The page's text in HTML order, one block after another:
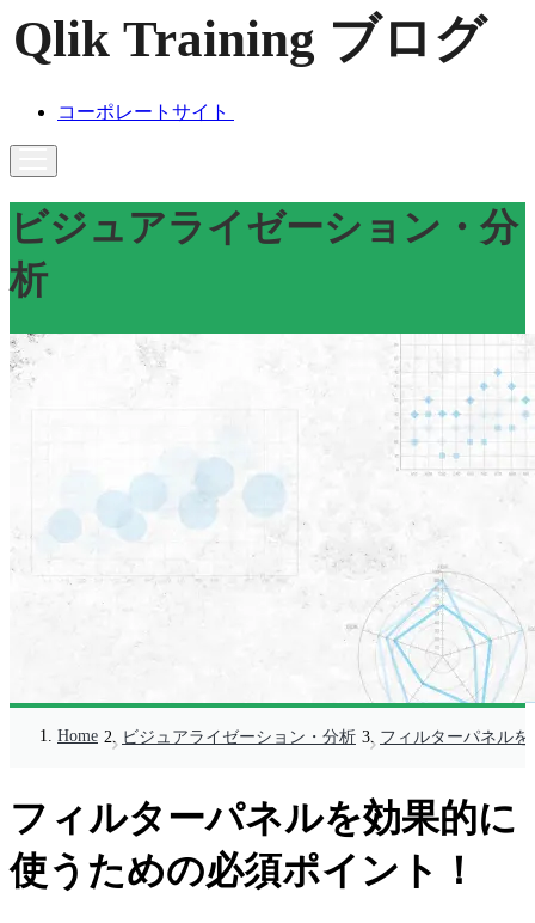
コーポレートサイト
ビジュアライゼーション・分
析
Home ビジュアライゼーション・分析 フィルターパネル
フィルターパネルを効果的に
使うための必須ポイント！